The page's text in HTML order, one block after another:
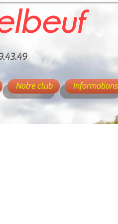
Notre club Informations